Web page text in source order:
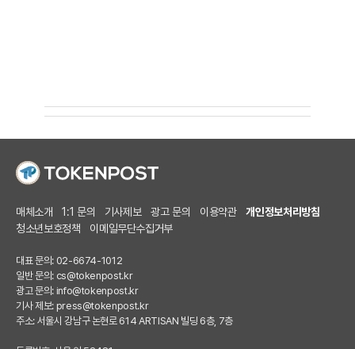
매체소개 1:1 문의 기사제보 광고 문의 이용약관
개인정보처리방침
청소년보호정책
이메일무단수집거부
대표 문의: 02-6674-1012
일반 문의: cs@tokenpost.kr
광고 문의: info@tokenpost.kr
기사 제보: press@tokenpost.kr
주소: 서울시 강남구 논현로 614 ARTISAN 빌딩 6층, 7층